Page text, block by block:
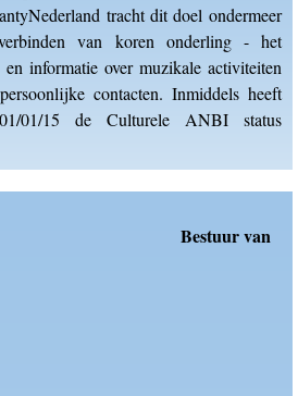
tracht dit doel ondermeer
van koren onderling - het
informatie over muzikale activiteiten
contacten. Inmiddels heeft
01/15 de Culturele ANBI status
van